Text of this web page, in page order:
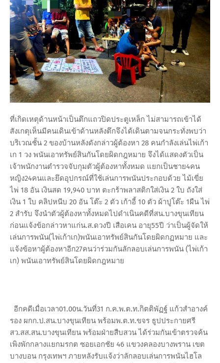
ที่เกิดเหตุด้านหน้าเป็นตึกแถวปิดประตูเหล็ก ไม่สามารถเข้าได้
สังเกตุเห็นมีคนเดินเข้าด้านหลังตึกจึงได้เดินตามจนกระทั่งพบว่า
บริเวณชั้น 2 ของบ้านหลังดังกล่าวผู้ต้องหา 28 คนกำลังเล่นไพ่เก้า
เก 1 วง พนันเอาทรัพย์สินกันโดยผิดกฎหมาย จึงได้แสดงตัวเป็น
เจ้าพนักงานตำรวจจับกุมตัวผู้ต้องหาทั้งหมด แยกเป็นชาย4คน
หญิง24คนและยึดอุปกรณ์ที่ใช้เล่นการพนันประกอบด้วย ไม้เขี่ย
ไพ่ 18 อัน เงินสด 19,940 บาท ตะกร้าพลาสติกใส่เงิน 2 ใบ ถังใส่
เงิน 1 ใบ คลิปหนีบ 20 อัน โต๊ะ 2 ตัว เก้าอี้ 10 ตัว ผ้าปูโต๊ะ 1ผืน ไพ่
2 สำรับ จึงนำตัวผู้ต้องหาทั้งหมดไปดำเนินคดีที่สน.บางขุนเทียน
ก่อนแจ้งข้อกล่าวหาแก่น.ส.ดวงปี เสือเคน อายุ55ปี ว่าเป็นผู้จัดให้
เล่นการพนัน(ไพ่เก้าเก)พนันเอาทรัพย์สินกันโดยผิดกฏหมาย และ
แจ้งข้อหาผู้ต้องหาอีก27คนว่าร่วมกันลักลอบเล่นการพนัน (ไพ่เก้า
เก) พนันเอาทรัพย์สินโดยผิดกฎหมาย
อีกคดีเมื่อเวลา01.00น.วันที่31 ก.ค.พ.ต.ท.กิตติพัฏฐ์ แก้วสำอางค์
รอง ผกก.ป.สน.บางขุนเทียน พร้อมพ.ต.ท.ขจร ธูปประกายศรี
สว.สส.สน.บางขุนเทียน พร้อมฝ่ายสืบสวน ได้ร่วมกันเข้าตรวจค้น
เพิงพักกลางแยกมรกต ซอยเอกชัย 46 แขวงคลองบางพราน เขต
บางบอน กรุงเทพฯ ภายหลังรับแจ้งว่าลักลอบเล่นการพนันไฮโล